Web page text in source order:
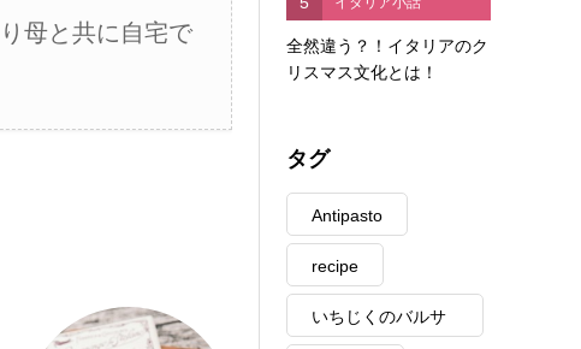
母と共に自宅で
全然違う？！イタリアのク
リスマス文化とは！
タグ
Antipasto
recipe
いちじくのバルサ